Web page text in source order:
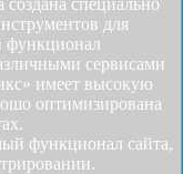
для
функционал
сервисами
имеет высокую
оптимизирована
функционал сайта,